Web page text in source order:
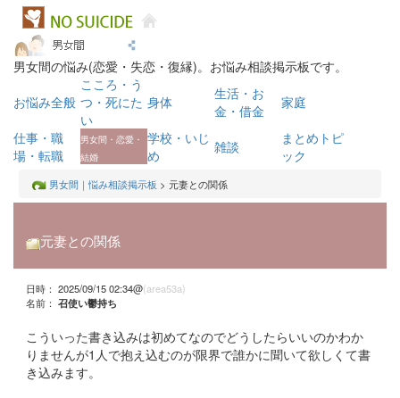
男女間の悩み(恋愛・失恋・復縁)。お悩み相談掲示板です。
お悩み全般
こころ・う
つ・死にた
い
身体
生活・お
金・借金
家庭
仕事・職
場・転職
男女間・恋愛・
結婚
学校・いじ
め
雑談
まとめトピ
ック
男女間｜悩み相談掲示板 > 元妻との関係
元妻との関係
日時： 2025/09/15 02:34@(area53a)
名前： 召使い鬱持ち
こういった書き込みは初めてなのでどうしたらいいのかわか
りませんが1人で抱え込むのが限界で誰かに聞いて欲しくて書
き込みます。